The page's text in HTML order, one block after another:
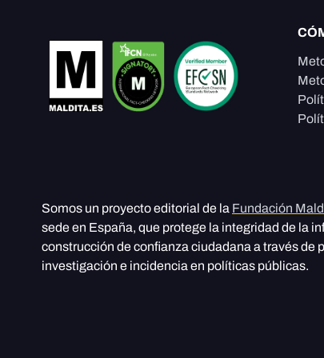
Somos un proyecto editorial de la Fundación
sede en España, que protege la integridad de la
construcción de confianza ciudadana a través de
investigación e incidencia en políticas públicas.